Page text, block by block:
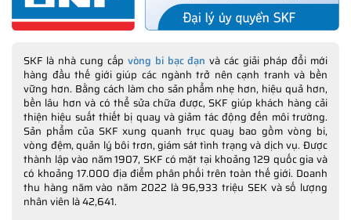
SKF là nhà cung cấp vòng bi bạc đạn và các giải pháp đổi mới
hàng đầu thế giới giúp các ngành trở nên cạnh tranh và bền
vững hơn. Bằng cách làm cho sản phẩm nhẹ hơn, hiệu quả hơn,
bền lâu hơn và có thể sửa chữa được, SKF giúp khách hàng cải
thiện hiệu suất thiết bị quay và giảm tác động đến môi trường.
Sản phẩm của SKF xung quanh trục quay bao gồm vòng bi,
vòng đệm, quản lý bôi trơn, giám sát tình trạng và dịch vụ. Được
thành lập vào năm 1907, SKF có mặt tại khoảng 129 quốc gia và
có khoảng 17.000 địa điểm phân phối trên toàn thế giới. Doanh
thu hàng năm vào năm 2022 là 96,933 triệu SEK và số lượng
nhân viên là 42,641.